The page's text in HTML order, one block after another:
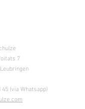
7
45 (via Whatsapp)